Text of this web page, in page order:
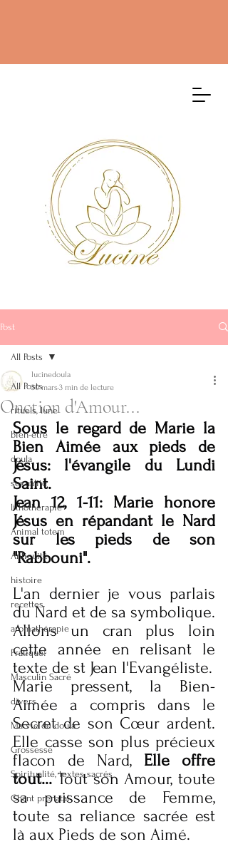
Soins énergétiques
Doula - Reiki
gmail.com
+32.472/ 72 64
49
Audios
Post
All Posts
rituels, lune
bien-être
doula
sexualité
lithothérapie
Animal totem
Antiquité
histoire
recettes
aromathérapie
Pratique!
Masculin Sacré
divers
Ma vie de doula
Grossesse
Spiritualité, textes sacrés
Chant prénatal
All Posts
Onction d'Amour...
lucinedoula
30 mars3 min de lecture
Sous le regard de Marie la
Bien Aimée aux pieds de
Jésus: l'évangile du Lundi
Saint.
Jean 12, 1-11: Marie honore
Jésus en répandant le Nard
sur les pieds de son
"Rabbouni".
L'an dernier je vous parlais
du Nard et de sa symbolique.
Allons un cran plus loin
cette année en relisant le
texte de st Jean l'Evangéliste.
Marie pressent, la Bien-
Aimée a compris dans le
Secret de son Cœur ardent.
Elle casse son plus précieux
flacon de Nard, Elle offre
tout... Tout son Amour, toute
sa puissance de Femme,
toute sa reliance sacrée est
là aux Pieds de son Aimé.